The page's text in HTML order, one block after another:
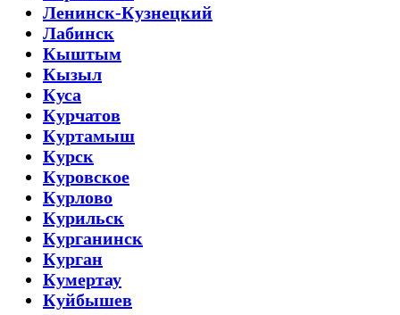
Ленинск-Кузнецкий
Лабинск
Кыштым
Кызыл
Куса
Курчатов
Куртамыш
Курск
Куровское
Курлово
Курильск
Курганинск
Курган
Кумертау
Куйбышев